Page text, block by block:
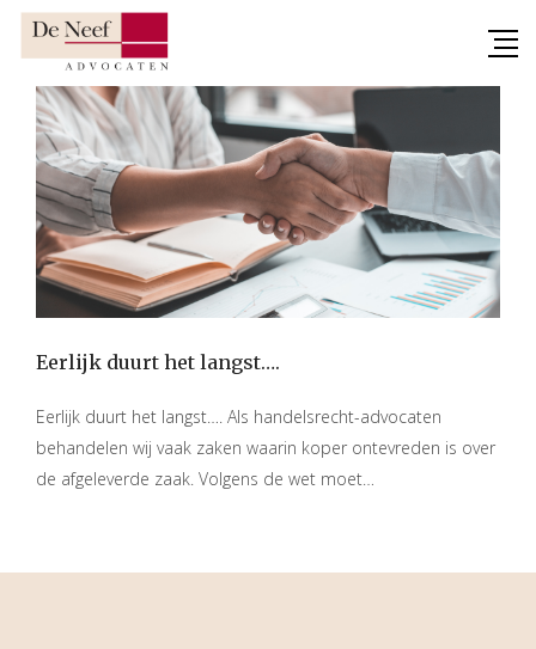
Skip
Eerlijk duurt het langst….
Eerlijk duurt het langst…. Als handelsrecht-advocaten
behandelen wij vaak zaken waarin koper ontevreden is over
de afgeleverde zaak. Volgens de wet moet…